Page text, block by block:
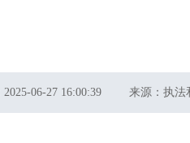
2025-06-27 16:00:39 来源： 执法